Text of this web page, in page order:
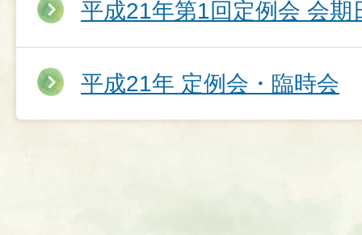
平成21年第1回定例会 会期
平成21年 定例会・臨時会